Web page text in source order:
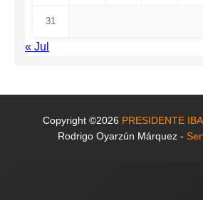
31
« Jul
Copyright ©2026 PRESIDENTE
Rodrigo Oyarzún Márquez -